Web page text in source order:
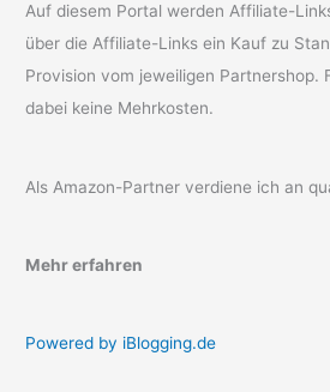
Auf diesem Portal werden Affiliate-
über die Affiliate-Links ein Kauf zu
Provision vom jeweiligen Partnershop.
dabei keine Mehrkosten.
Als Amazon-Partner verdiene ich an
Mehr erfahren
Powered by iBlogging.de